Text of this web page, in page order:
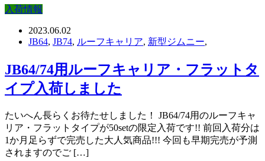
入荷情報
2023.06.02
JB64, JB74, ルーフキャリア, 新型ジムニー,
JB64/74用ルーフキャリア・フラットタ
イプ入荷しました
たいへん長らくお待たせしました！ JB64/74用のルーフキャ
リア・フラットタイプが50setの限定入荷です!! 前回入荷分は
1か月足らずで完売した大人気商品!!! 今回も早期完売が予測
されますのでご […]